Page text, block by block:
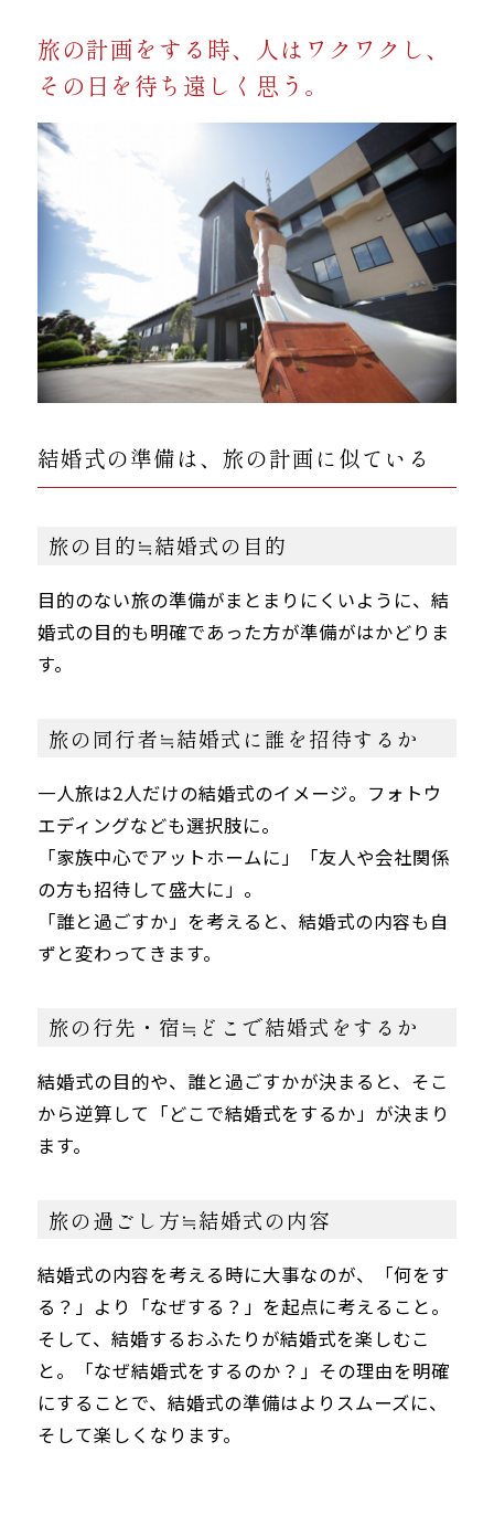
旅の計画をする時、人はワクワクし、
その日を待ち遠しく思う。
結婚式の準備は、旅の計画に似ている
旅の目的≒結婚式の目的
目的のない旅の準備がまとまりにくいように、結
婚式の目的も明確であった方が準備がはかどりま
す。
旅の同行者≒結婚式に誰を招待するか
一人旅は2人だけの結婚式のイメージ。フォトウ
エディングなども選択肢に。
「家族中心でアットホームに」「友人や会社関係
の方も招待して盛大に」。
「誰と過ごすか」を考えると、結婚式の内容も自
ずと変わってきます。
旅の行先・宿≒どこで結婚式をするか
結婚式の目的や、誰と過ごすかが決まると、そこ
から逆算して「どこで結婚式をするか」が決まり
ます。
旅の過ごし方≒結婚式の内容
結婚式の内容を考える時に大事なのが、「何をす
る？」より「なぜする？」を起点に考えること。
そして、結婚するおふたりが結婚式を楽しむこ
と。「なぜ結婚式をするのか？」その理由を明確
にすることで、結婚式の準備はよりスムーズに、
そして楽しくなります。